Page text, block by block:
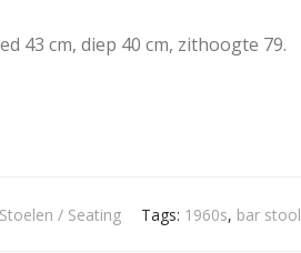
43 cm, diep 40 cm, zithoogte 79.
Stoelen / Seating Tags: 1960s, bar stool